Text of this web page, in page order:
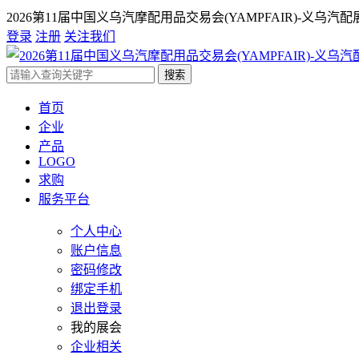
2026第11届中国义乌汽摩配用品交易会(YAMPFAIR)-义乌汽配
登录 注册 关注我们
搜索
首页
企业
产品
LOGO
求购
服务平台
个人中心
账户信息
密码修改
绑定手机
退出登录
我的展会
企业相关